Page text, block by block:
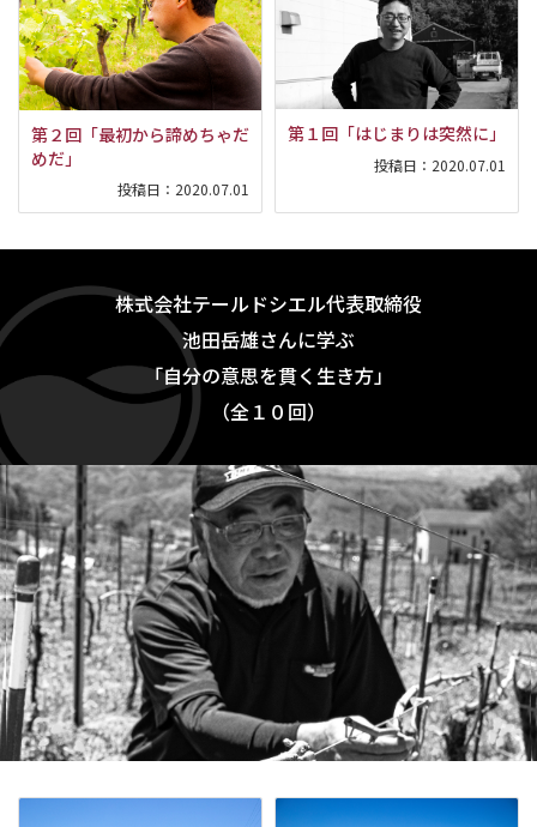
第２回「最初から諦めちゃだ
めだ」
投稿日： 2020.07.01
第１回「はじまりは突然に」
投稿日： 2020.07.01
株式会社テールドシエル代表取締役
池田岳雄さんに学ぶ
「自分の意思を貫く生き方」
（全１０回）